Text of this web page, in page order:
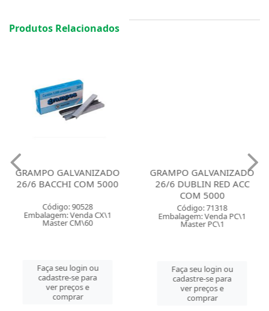
Produtos Relacionados
GRAMPO GALVANIZADO
26/6 BACCHI COM 5000
Código: 90528
Embalagem: Venda CX\1
Master CM\60
Faça seu login ou
cadastre-se para
ver preços e
comprar
GRAMPO GALVANIZADO
26/6 DUBLIN RED ACC
COM 5000
Código: 71318
Embalagem: Venda PC\1
Master PC\1
Faça seu login ou
cadastre-se para
ver preços e
comprar